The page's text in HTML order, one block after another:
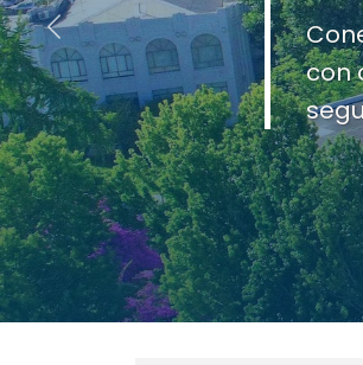
Anterior